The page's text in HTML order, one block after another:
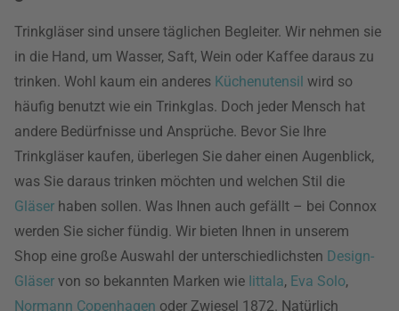
Trinkgläser sind unsere täglichen Begleiter. Wir nehmen sie
in die Hand, um Wasser, Saft, Wein oder Kaffee daraus zu
trinken. Wohl kaum ein anderes Küchenutensil wird so
häufig benutzt wie ein Trinkglas. Doch jeder Mensch hat
andere Bedürfnisse und Ansprüche. Bevor Sie Ihre
Trinkgläser kaufen, überlegen Sie daher einen Augenblick,
was Sie daraus trinken möchten und welchen Stil die
Gläser haben sollen. Was Ihnen auch gefällt – bei Connox
werden Sie sicher fündig. Wir bieten Ihnen in unserem
Shop eine große Auswahl der unterschiedlichsten Design-
Gläser von so bekannten Marken wie Iittala, Eva Solo,
Normann Copenhagen oder Zwiesel 1872. Natürlich